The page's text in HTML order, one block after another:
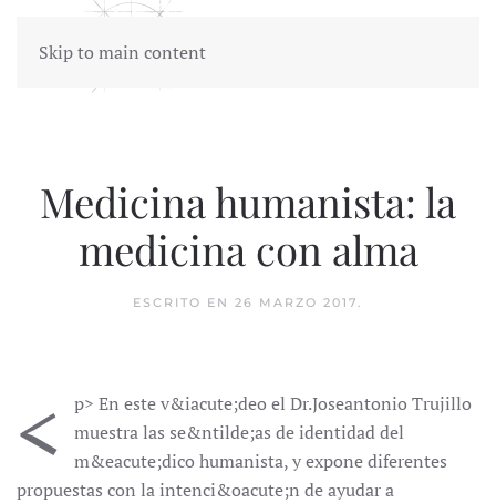
Skip to main content
Medicina humanista: la
medicina con alma
ESCRITO EN 26 MARZO 2017.
<
p> En este v&iacute;deo el Dr.Joseantonio Trujillo
muestra las se&ntilde;as de identidad del
m&eacute;dico humanista, y expone diferentes
propuestas con la intenci&oacute;n de ayudar a